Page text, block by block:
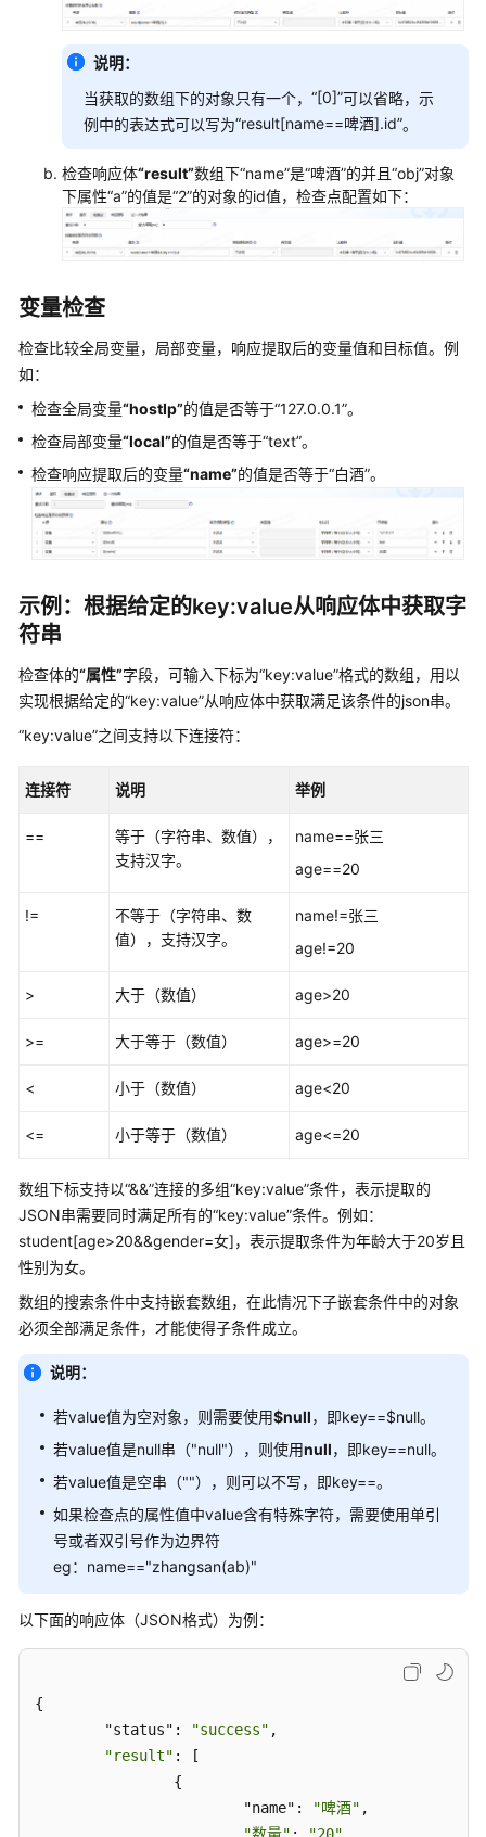
接
口
自
动
化
用
例
数
说
接
口
动
化
用
例
统
字
说
TestPlan
能
自
动
化
测
试
用
建
CodeArts
自
定
义
自
化
说明：
当获取的数组下的对象只有一个， “[0]”可以省略，示
例中的表达式可以写为“result[name==啤酒].id”。
检查响应体“result”数组下“name”是“啤酒”的并且“obj”对象
下属性“a”的值是“2”的对象的id值，检查点配置如下：
变量检查
检查比较全局变量，局部变量，响应提取后的变量值和目标值。例
如：
检查全局变量“hostIp”的值是否等于“127.0.0.1”。
检查局部变量“local”的值是否等于“text”。
检查响应提取后的变量“name”的值是否等于“白酒”。
示例：根据给定的key:value从响应体中获取字
符串
检查体的“属性”字段，可输入下标为“key:value”格式的数组，用以
实现根据给定的“key:value”从响应体中获取满足该条件的json串。
“key:value”之间支持以下连接符：
连接符 说明 举例
==
等于（字符串、数值），
支持汉字。
name==张三
age==20
!=
不等于（字符串、数
值），支持汉字。
name!=张三
age!=20
> 大于（数值） age>20
>= 大于等于（数值） age>=20
< 小于（数值） age<20
<= 小于等于（数值） age<=20
数组下标支持以“&&”连接的多组“key:value”条件，表示提取的
JSON串需要同时满足所有的“key:value”条件。例如：
student[age>20&&gender=女]，表示提取条件为年龄大于20岁且
性别为女。
数组的搜索条件中支持嵌套数组，在此情况下子嵌套条件中的对象
必须全部满足条件，才能使得子条件成立。
说明：
若value值为空对象，则需要使用$null，即key==$null。
若value值是null串（"null"），则使用null，即key==null。
若value值是空串（""），则可以不写，即key==。
如果检查点的属性值中value含有特殊字符，需要使用单引
号或者双引号作为边界符
eg：name=="zhangsan(ab)"
以下面的响应体（JSON格式）为例：
{
	"status":
"success" ,
"result" : [
			"name":
"啤酒" ,